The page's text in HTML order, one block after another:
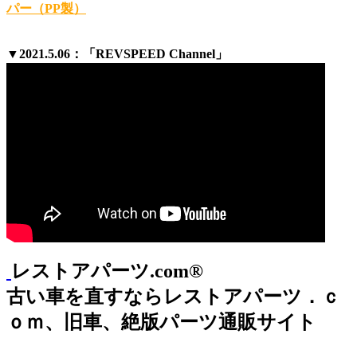
パー（PP製）
▼2021.5.06：「REVSPEED Channel」
レストアパーツ.com®
古い車を直すならレストアパーツ．ｃ
ｏｍ、旧車、絶版パーツ通販サイト